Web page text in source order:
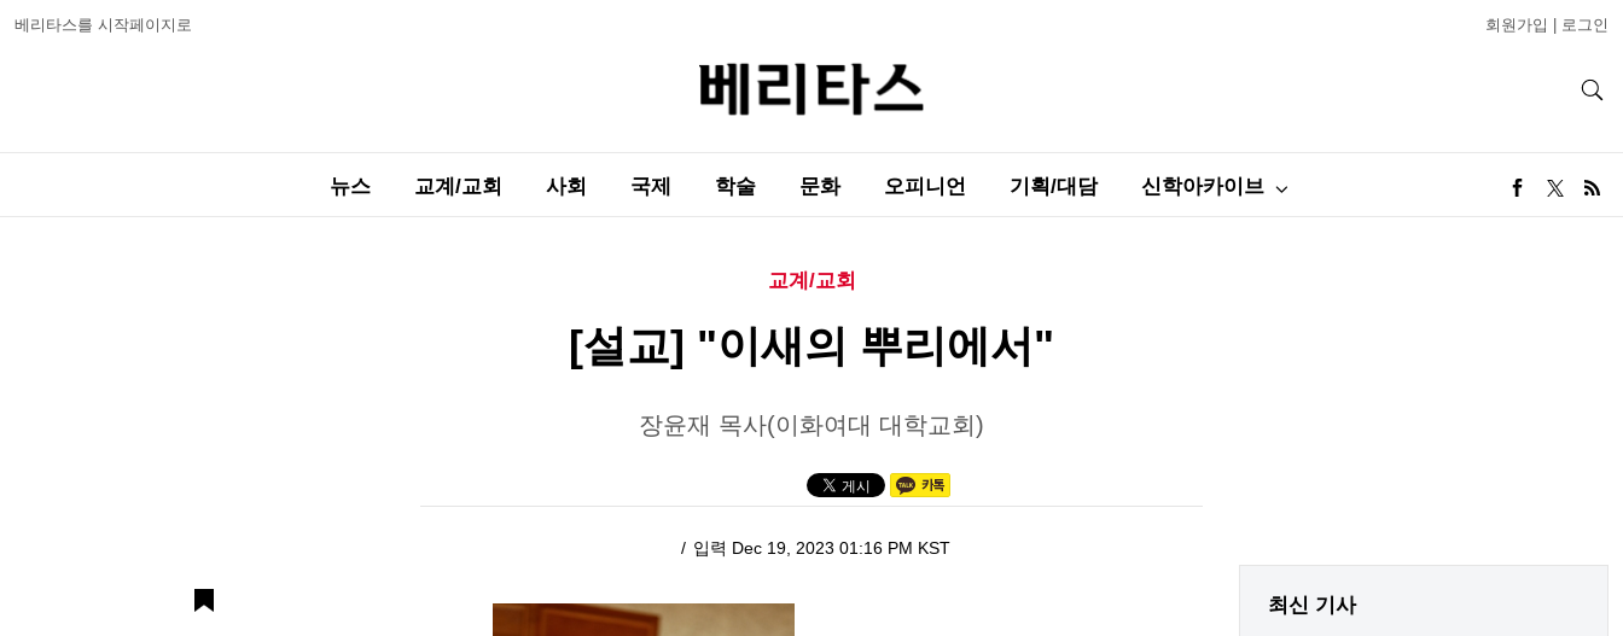
베리타스를 시작페이지로 회원가입 로그인
뉴스 교계/교회 사회 국제 학술 문화 오피니언 기획/대담 신학아카이브
교계/교회
[설교] "이새의 뿌리에서"
장윤재 목사(이화여대 대학교회)
입력 Dec 19, 2023 01:16 PM KST
최신 기사